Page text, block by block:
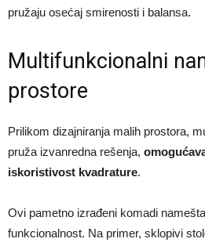
pružaju osećaj smirenosti i balansa.
Multifunkcionalni
prostore
Prilikom dizajniranja malih prostora,
pruža izvanredna rešenja,
iskoristivost kvadrature.
Ovi pametno izrađeni komadi
funkcionalnost. Na primer, sklopivi